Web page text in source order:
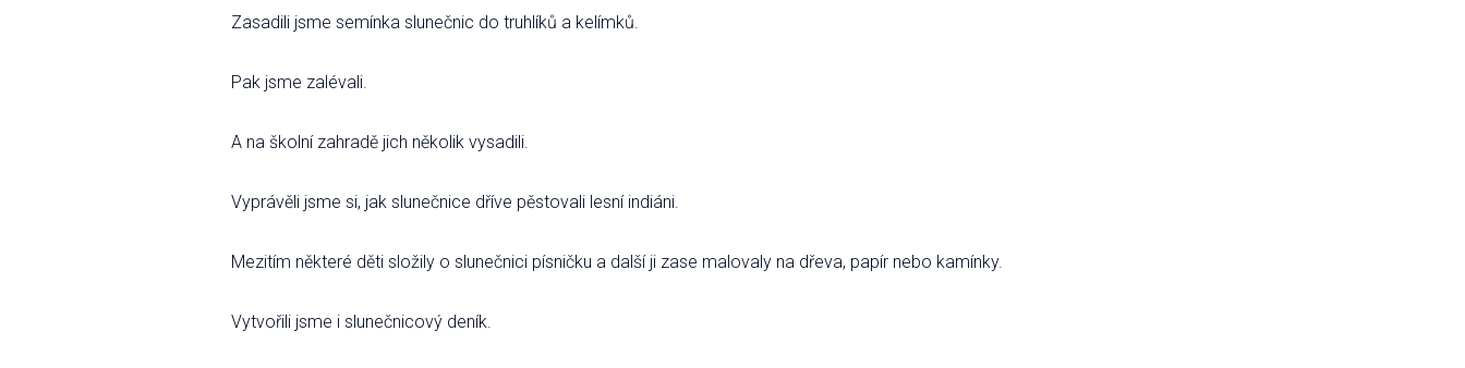
Zasadili jsme semínka slunečnic do truhlíků a kelímků.
Pak jsme zalévali.
A na školní zahradě jich několik vysadili.
Vyprávěli jsme si, jak slunečnice dříve pěstovali lesní indiáni.
Mezitím některé děti složily o slunečnici písničku a další ji zase malovaly na dřeva, papír nebo kamínky.
Vytvořili jsme i slunečnicový deník.